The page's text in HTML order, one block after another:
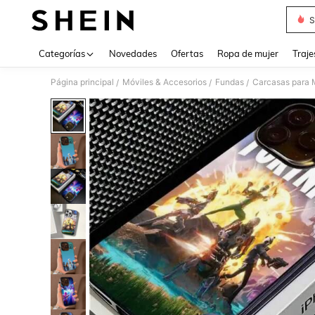
Categorías Novedades Ofertas Ropa de mujer
Página principal / Móviles & Accesorios / Fundas / Carcasas para